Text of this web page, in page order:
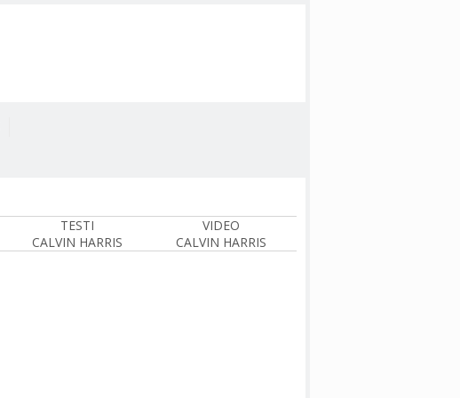
TESTI
CALVIN HARRIS
VIDEO
CALVIN HARRIS